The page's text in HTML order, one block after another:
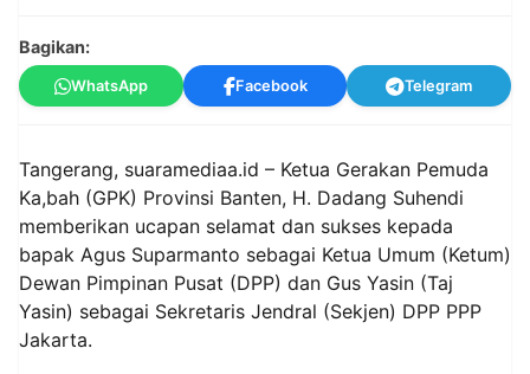
Bagikan:
WhatsApp Facebook Telegram
Tangerang, suaramediaa.id – Ketua Gerakan Pemuda
Ka,bah (GPK) Provinsi Banten, H. Dadang Suhendi
memberikan ucapan selamat dan sukses kepada
bapak Agus Suparmanto sebagai Ketua Umum (Ketum)
Dewan Pimpinan Pusat (DPP) dan Gus Yasin (Taj
Yasin) sebagai Sekretaris Jendral (Sekjen) DPP PPP
Jakarta.